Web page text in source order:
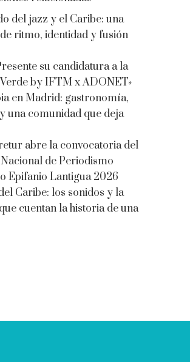
del jazz y el Caribe: una
ritmo, identidad y fusión
su candidatura a la
by IFTM x ADONET»
en Madrid: gastronomía,
una comunidad que deja
abre la convocatoria del
de Periodismo
Epifanio Lantigua 2026
Caribe: los sonidos y la
cuentan la historia de una